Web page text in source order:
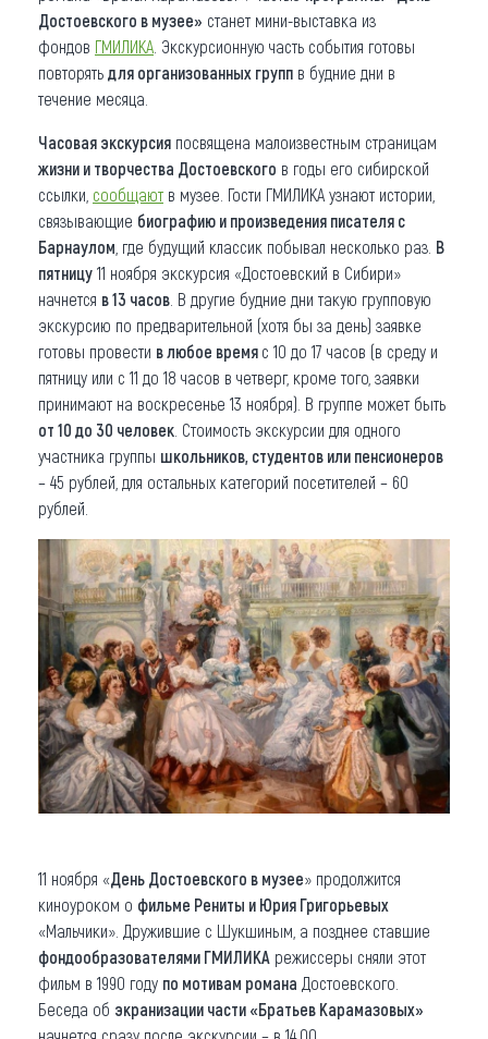
Достоевского в музее» станет мини-выставка из
фондов ГМИЛИКА . Экскурсионную часть события готовы
повторять для организованных групп в будние дни в
течение месяца.
Часовая экскурсия посвящена малоизвестным страницам
жизни и творчества Достоевского в годы его сибирской
ссылки, сообщают в музее. Гости ГМИЛИКА узнают истории,
связывающие биографию и произведения писателя с
Барнаулом , где будущий классик побывал несколько раз. В
пятницу 11 ноября экскурсия «Достоевский в Сибири»
начнется в 13 часов . В другие будние дни такую групповую
экскурсию по предварительной (хотя бы за день) заявке
готовы провести в любое время с 10 до 17 часов (в среду и
пятницу или с 11 до 18 часов в четверг, кроме того, заявки
принимают на воскресенье 13 ноября). В группе может быть
от 10 до 30 человек . Стоимость экскурсии для одного
участника группы школьников, студентов или пенсионеров
– 45 рублей, для остальных категорий посетителей – 60
рублей.
11 ноября «День Достоевского в музее» продолжится
киноуроком о фильме Рениты и Юрия Григорьевых
«Мальчики». Дружившие с Шукшиным, а позднее ставшие
фондообразователями ГМИЛИКА режиссеры сняли этот
фильм в 1990 году по мотивам романа Достоевского.
Беседа об экранизации части «Братьев Карамазовых»